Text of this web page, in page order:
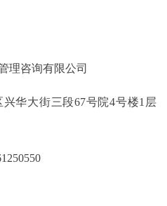
咨询有限公司
大街三段67号院4号楼1层